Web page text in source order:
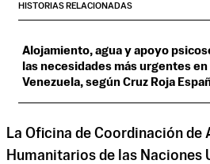
HISTORIAS RELACIONADAS
Alojamiento, agua y apoyo
las necesidades más urgentes en
Venezuela, según Cruz Roja
La Oficina de Coordinación de
Humanitarios de las Naciones